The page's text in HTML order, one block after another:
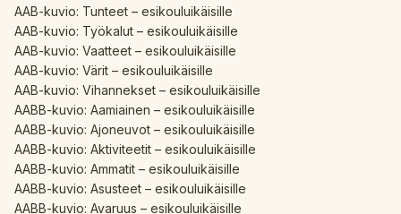
AAB-kuvio: Tunteet – esikouluikäisille
AAB-kuvio: Työkalut – esikouluikäisille
AAB-kuvio: Vaatteet – esikouluikäisille
AAB-kuvio: Värit – esikouluikäisille
AAB-kuvio: Vihannekset – esikouluikäisille
AABB-kuvio: Aamiainen – esikouluikäisille
AABB-kuvio: Ajoneuvot – esikouluikäisille
AABB-kuvio: Aktiviteetit – esikouluikäisille
AABB-kuvio: Ammatit – esikouluikäisille
AABB-kuvio: Asusteet – esikouluikäisille
AABB-kuvio: Avaruus – esikouluikäisille